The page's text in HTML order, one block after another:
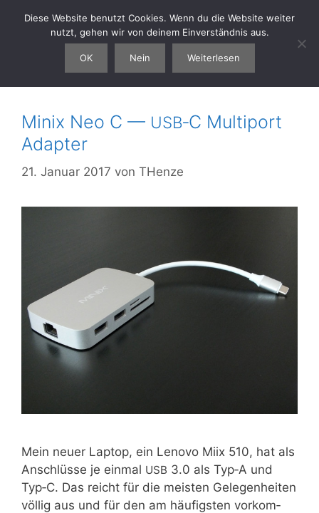
Inhaltthenze.eu Menü
Lenovo Miix 510
Minix Neo C — USB‑C Multiport
Adapter
21. Januar 2017 von THenze
Mein neu­er Lap­top, ein Leno­vo Miix 510, hat als
Anschlüs­se je ein­mal USB 3.0 als Typ‑A und
Typ‑C. Das reicht für die meis­ten Gele­gen­hei­ten
völ­lig aus und für den am häu­figs­ten vor­kom­
Diese Website benutzt Cookies. Wenn du die Website weiter
nutzt, gehen wir von deinem Einverständnis aus.
OK Nein Weiterlesen